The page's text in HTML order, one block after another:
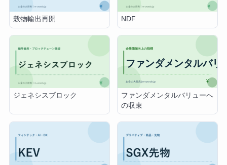
穀物輸出再開 NDF
ジェネシスブロック
ファンダメンタルバリューへ
の収束